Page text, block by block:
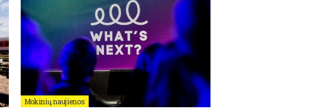
Mokinių naujienos